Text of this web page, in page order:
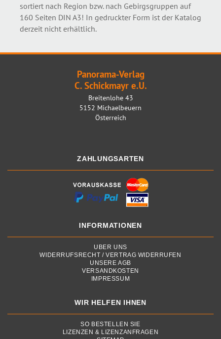
sortiert nach Region bzw. nach Gebirgsgruppen auf
160 Seiten DIN A3! In gedruckter Form ist der Katalog
derzeit nicht erhältlich.
Panorama-Verlag
C. Schickmayr e.U.
Breitenlohe 43
5152 Michaelbeuern
Österreich
ZAHLUNGSARTEN
INFORMATIONEN
ÜBER UNS
WIDERRUFSRECHT / VERTRAG WIDERRUFEN
UNSERE AGB
VERSANDKOSTEN
IMPRESSUM
WIR HELFEN IHNEN
SO BESTELLEN SIE
LIZENZEN & LIZENZANFRAGEN